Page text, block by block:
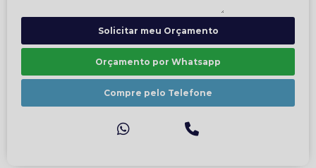
Solicitar meu Orçamento
Orçamento por Whatsapp
Compre pelo Telefone